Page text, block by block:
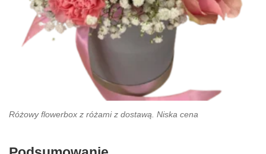
Różowy flowerbox z różami z dostawą. Niska cena